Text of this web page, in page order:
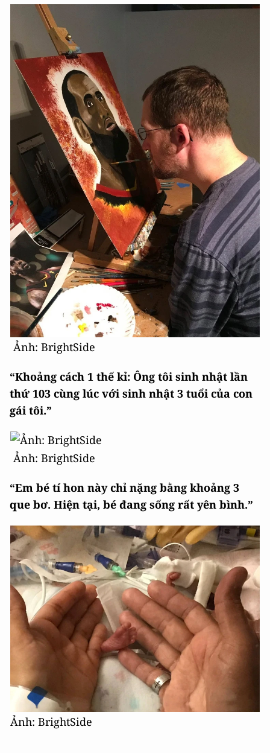
Ảnh: BrightSide
“Khoảng cách 1 thế kỉ: Ông tôi sinh nhật lần
thứ 103 cùng lúc với sinh nhật 3 tuổi của con
gái tôi.”
Ảnh: BrightSide
“Em bé tí hon này chỉ nặng bằng khoảng 3
que bơ. Hiện tại, bé đang sống rất yên bình.”
Ảnh: BrightSide